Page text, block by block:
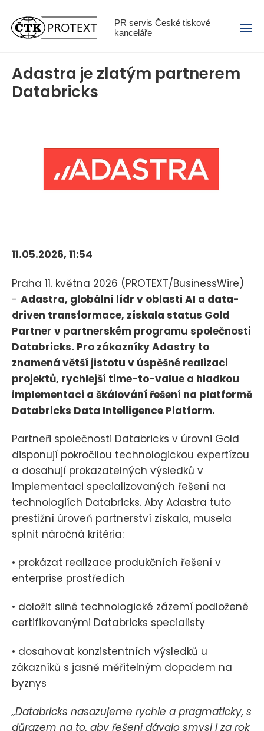
PR servis České tiskové
kanceláře
Menu
Adastra je zlatým partnerem
Databricks
11.05.2026, 11:54
Praha 11. května 2026 (PROTEXT/BusinessWire)
- Adastra, globální lídr v oblasti AI a data-
driven transformace, získala status Gold
Partner v partnerském programu společnosti
Databricks. Pro zákazníky Adastry to
znamená větší jistotu v úspěšné realizaci
projektů, rychlejší time-to-value a hladkou
implementaci a škálování řešení na platformě
Databricks Data Intelligence Platform.
Partneři společnosti Databricks v úrovni Gold
disponují pokročilou technologickou expertízou
a dosahují prokazatelných výsledků v
implementaci specializovaných řešení na
technologiích Databricks. Aby Adastra tuto
prestižní úroveň partnerství získala, musela
splnit náročná kritéria:
• prokázat realizace produkčních řešení v
enterprise prostředích
• doložit silné technologické zázemí podložené
certifikovanými Databricks specialisty
• dosahovat konzistentních výsledků u
zákazníků s jasně měřitelným dopadem na
byznys
„Databricks nasazujeme rychle a pragmaticky, s
důrazem na to, aby řešení dávalo smysl i za rok